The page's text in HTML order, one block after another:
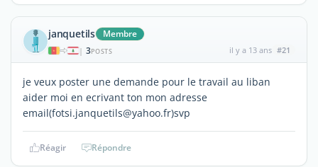
janquetils Membre
| 3POSTS il y a 13 ans #21
je veux poster une demande pour le travail au liban
aider moi en ecrivant ton mon adresse
email(fotsi.janquetils@yahoo.fr)svp
Réagir Répondre